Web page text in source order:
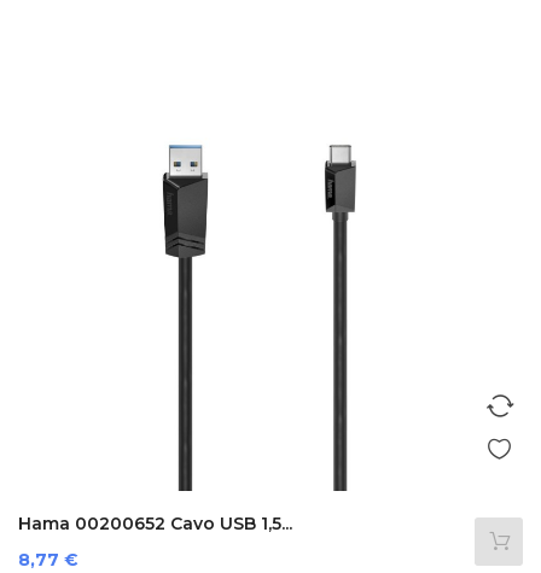
Hama 00200652 Cavo USB 1,5...
Prezzo
8,77 €